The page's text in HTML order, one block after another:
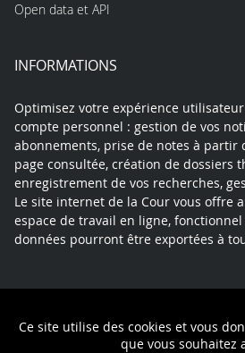
Ce site utilise des cookies et vous
que vous souhaitez
Open data et API
INFORMATIONS
Optimisez votre expérience
compte personnel : gestion de vos
abonnements, prise de notes à partir
page consultée, création de dossiers
enregistrement de vos recherches,
Le site internet de la Cour vous offre
espace de travail en ligne,
données pourront être exportées à
Politique de